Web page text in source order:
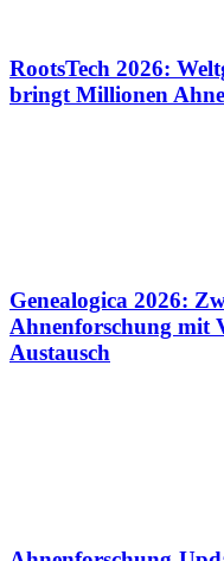
RootsTech 2026:
bringt Millionen
Genealogica 2026:
Ahnenforschung mit
Austausch